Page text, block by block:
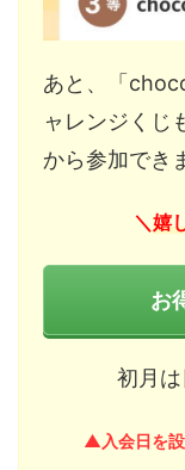
あと、「
ャレンジくじ
から参加でき
＼ 嬉
お
初月
▲入会日を設